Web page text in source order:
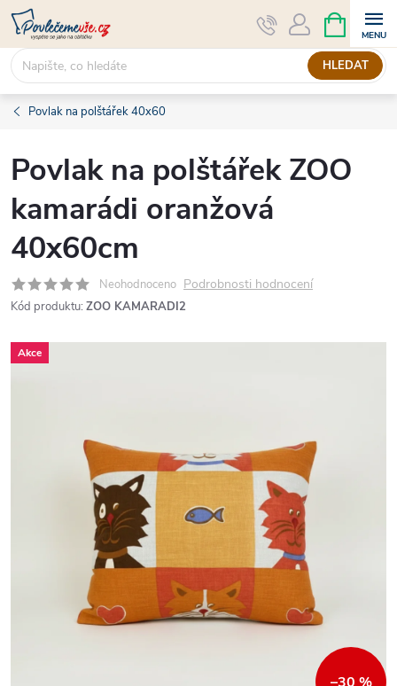
Přejít
obsah
HLEDAT
NÁKUPNÍ
KOŠÍK
Povlak na polštářek 40x60
Povlak na polštářek ZOO
kamarádi oranžová
40x60cm
Neohodnoceno Podrobnosti hodnocení
Kód produktu: ZOO KAMARADI2
Akce